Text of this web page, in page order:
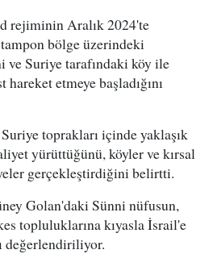
rejiminin Aralık 2024'te
bölge üzerindeki
Suriye tarafındaki köy ile
etmeye başladığını
toprakları içinde yaklaşık
yürüttüğünü, köyler ve kırsal
gerçekleştirdiğini belirtti.
Golan'daki Sünni nüfusun,
topluluklarına kıyasla İsrail'e
değerlendiriliyor.